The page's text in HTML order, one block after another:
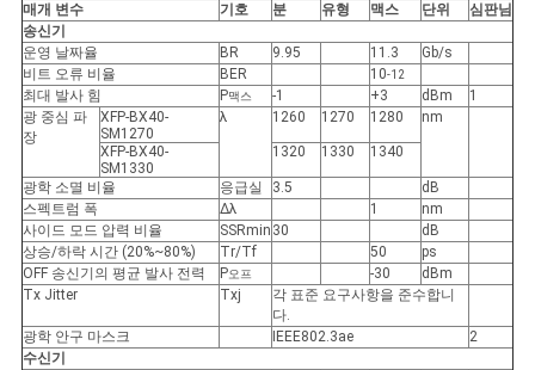
사
이
트
개
인
정
매개 변수 기호 분 유형 맥스 단위
심판님
송신기
운영 날짜율
BR 9.95 11.3
Gb/s
비트 오류 비율
BER 10-12
최대 발사 힘 P맥스 -1 +3 dBm
1
광 중심 파
장
XFP-BX40-
SM1270
λ 1260 1270 1280 nm
XFP-BX40-
SM1330
1320 1330 1340
광학 소멸 비율 응급실 3.5
dB
스펙트럼 폭
Δλ 1
nm
사이드 모드 압력 비율
SSRmin 30
dB
상승/하락 시간 (20%~80%)
Tr/Tf 50
ps
OFF 송신기의 평균 발사 전력
P오프 -30
dBm
Tx Jitter
Txj
각 표준 요구사항을 준수합니
다.
광학 안구 마스크
IEEE802.3ae
2
수신기